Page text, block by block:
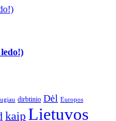
dirbtinio Dėl Europos
kaipLietuvos